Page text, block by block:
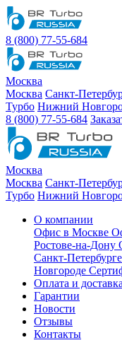
8 (800) 77-55-684
Москва
Москва Санкт-
Турбо Нижний
8 (800) 77-55-684
Москва
Москва Санкт-
Турбо Нижний
О компании
Офис в Москве
Ростове-на-Дону
Санкт-
Новгороде
Оплата и доставка
Гарантии
Новости
Отзывы
Контакты